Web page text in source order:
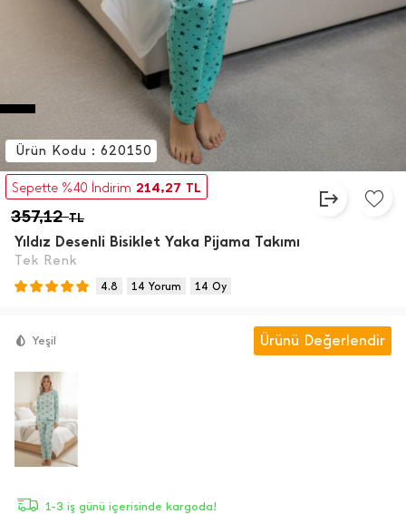
Sepette %40 İndirim 214,27 TL
357,12TL
Yıldız Desenli Bisiklet Yaka Pijama Takımı
Tek Renk
Ürün Kodu : 620150
4.8 14 Yorum 14 Oy
Yeşil Ürünü Değerlendir
1-3 iş günü içerisinde kargoda!